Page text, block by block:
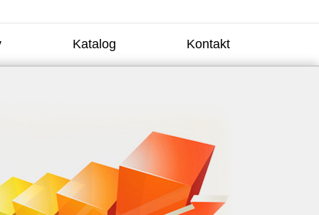
Katalog Kontakt